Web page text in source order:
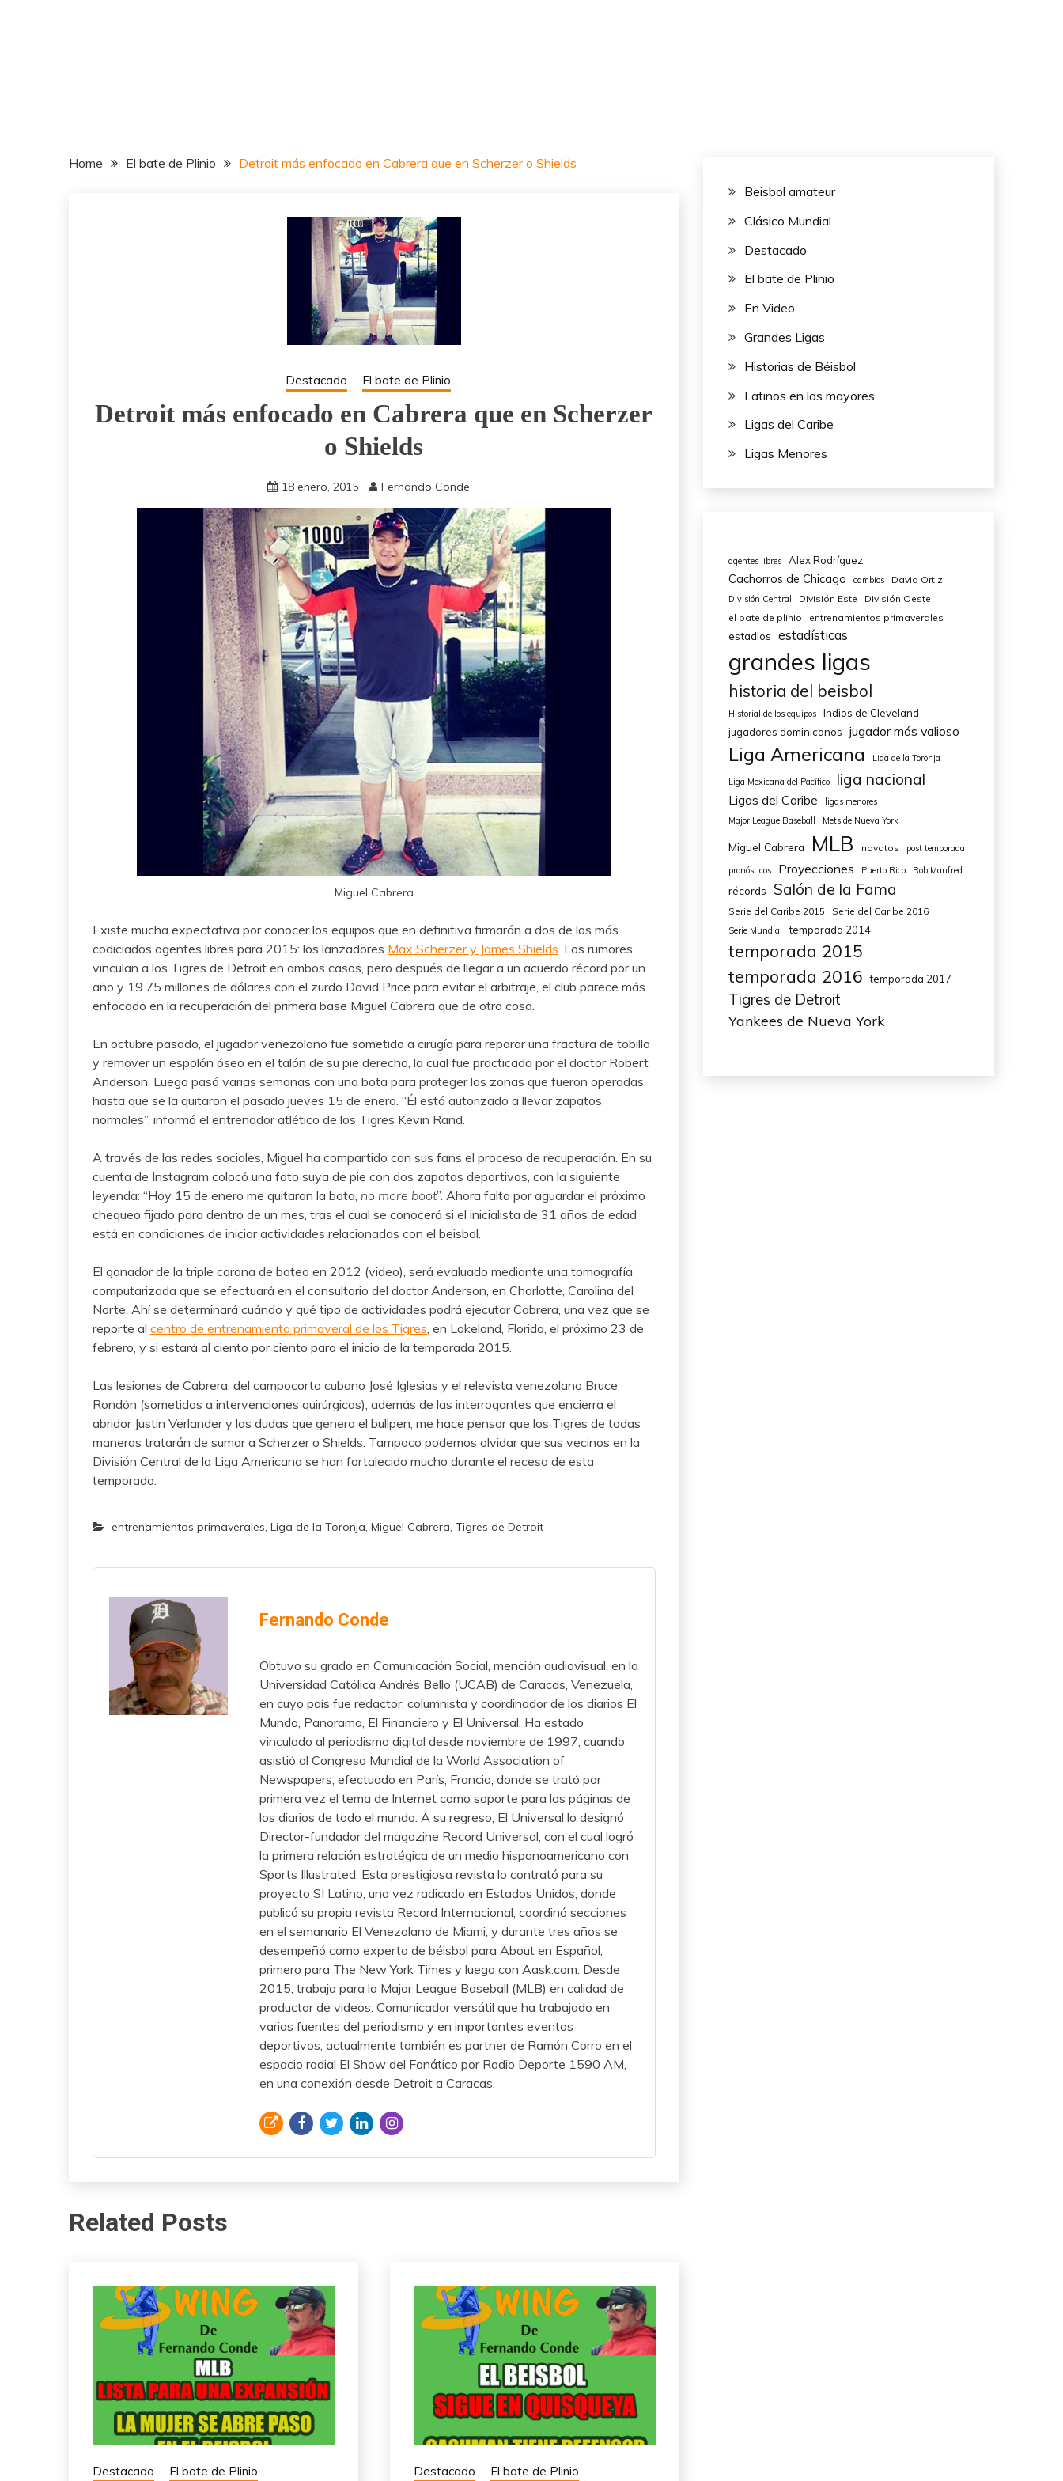
Home El bate de Plinio Detroit más enfocado en Cabrera que en Scherzer o Shields
Destacado El bate de Plinio
Detroit más enfocado en Cabrera que en Scherzer
o Shields
18 enero, 2015 Fernando Conde
Miguel Cabrera
Existe mucha expectativa por conocer los equipos que en definitiva firmarán a dos de los más
codiciados agentes libres para 2015: los lanzadores Max Scherzer y James Shields . Los rumores
vinculan a los Tigres de Detroit en ambos casos, pero después de llegar a un acuerdo récord por un
año y 19.75 millones de dólares con el zurdo David Price para evitar el arbitraje, el club parece más
enfocado en la recuperación del primera base Miguel Cabrera que de otra cosa.
En octubre pasado, el jugador venezolano fue sometido a cirugía para reparar una fractura de tobillo
y remover un espolón óseo en el talón de su pie derecho, la cual fue practicada por el doctor Robert
Anderson. Luego pasó varias semanas con una bota para proteger las zonas que fueron operadas,
hasta que se la quitaron el pasado jueves 15 de enero. “Él está autorizado a llevar zapatos
normales”, informó el entrenador atlético de los Tigres Kevin Rand.
A través de las redes sociales, Miguel ha compartido con sus fans el proceso de recuperación. En su
cuenta de Instagram colocó una foto suya de pie con dos zapatos deportivos, con la siguiente
leyenda: “Hoy 15 de enero me quitaron la bota, no more boot”. Ahora falta por aguardar el próximo
chequeo fijado para dentro de un mes, tras el cual se conocerá si el inicialista de 31 años de edad
está en condiciones de iniciar actividades relacionadas con el beisbol.
El ganador de la triple corona de bateo en 2012 (video), será evaluado mediante una tomografía
computarizada que se efectuará en el consultorio del doctor Anderson, en Charlotte, Carolina del
Norte. Ahí se determinará cuándo y qué tipo de actividades podrá ejecutar Cabrera, una vez que se
reporte al centro de entrenamiento primaveral de los Tigres , en Lakeland, Florida, el próximo 23 de
febrero, y si estará al ciento por ciento para el inicio de la temporada 2015.
Las lesiones de Cabrera, del campocorto cubano José Iglesias y el relevista venezolano Bruce
Rondón (sometidos a intervenciones quirúrgicas), además de las interrogantes que encierra el
abridor Justin Verlander y las dudas que genera el bullpen, me hace pensar que los Tigres de todas
maneras tratarán de sumar a Scherzer o Shields. Tampoco podemos olvidar que sus vecinos en la
División Central de la Liga Americana se han fortalecido mucho durante el receso de esta
temporada.
entrenamientos primaverales, Liga de la Toronja, Miguel Cabrera, Tigres de Detroit
Fernando Conde
Obtuvo su grado en Comunicación Social, mención audiovisual, en la
Universidad Católica Andrés Bello (UCAB) de Caracas, Venezuela,
en cuyo país fue redactor, columnista y coordinador de los diarios El
Mundo, Panorama, El Financiero y El Universal. Ha estado
vinculado al periodismo digital desde noviembre de 1997, cuando
asistió al Congreso Mundial de la World Association of
Newspapers, efectuado en París, Francia, donde se trató por
primera vez el tema de Internet como soporte para las páginas de
los diarios de todo el mundo. A su regreso, El Universal lo designó
Director-fundador del magazine Record Universal, con el cual logró
la primera relación estratégica de un medio hispanoamericano con
Sports Illustrated. Esta prestigiosa revista lo contrató para su
proyecto SI Latino, una vez radicado en Estados Unidos, donde
publicó su propia revista Record Internacional, coordinó secciones
en el semanario El Venezolano de Miami, y durante tres años se
desempeñó como experto de béisbol para About en Español,
primero para The New York Times y luego con Aask.com. Desde
2015, trabaja para la Major League Baseball (MLB) en calidad de
productor de videos. Comunicador versátil que ha trabajado en
varias fuentes del periodismo y en importantes eventos
deportivos, actualmente también es partner de Ramón Corro en el
espacio radial El Show del Fanático por Radio Deporte 1590 AM,
en una conexión desde Detroit a Caracas.
Related Posts
Destacado El bate de Plinio Destacado El bate de Plinio
Beisbol amateur
Clásico Mundial
Destacado
El bate de Plinio
En Video
Grandes Ligas
Historias de Béisbol
Latinos en las mayores
Ligas del Caribe
Ligas Menores
agentes libres Alex Rodríguez
Cachorros de Chicago cambios David Ortiz
División Central División Este
División Oeste
el bate de plinio
entrenamientos primaverales
estadios estadísticas
grandes ligas
historia del beisbol
Historial de los equipos
Indios de Cleveland
jugadores dominicanos
jugador más valioso
Liga Americana Liga de la Toronja
Liga Mexicana del Pacífico liga nacional
Ligas del Caribe
ligas menores
Major League Baseball
Mets de Nueva York
Miguel Cabrera MLB novatos
post temporada
pronósticos
Proyecciones Puerto Rico Rob Manfred
récords Salón de la Fama
Serie del Caribe 2015 Serie del Caribe 2016
Serie Mundial temporada 2014
temporada 2015
temporada 2016
temporada 2017
Tigres de Detroit
Yankees de Nueva York